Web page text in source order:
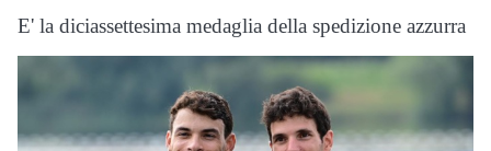
E' la diciassettesima medaglia della spedizione azzurra